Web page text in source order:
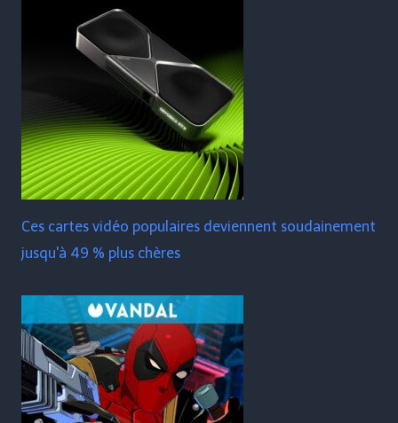
Ces cartes vidéo populaires deviennent soudainement
jusqu'à 49 % plus chères